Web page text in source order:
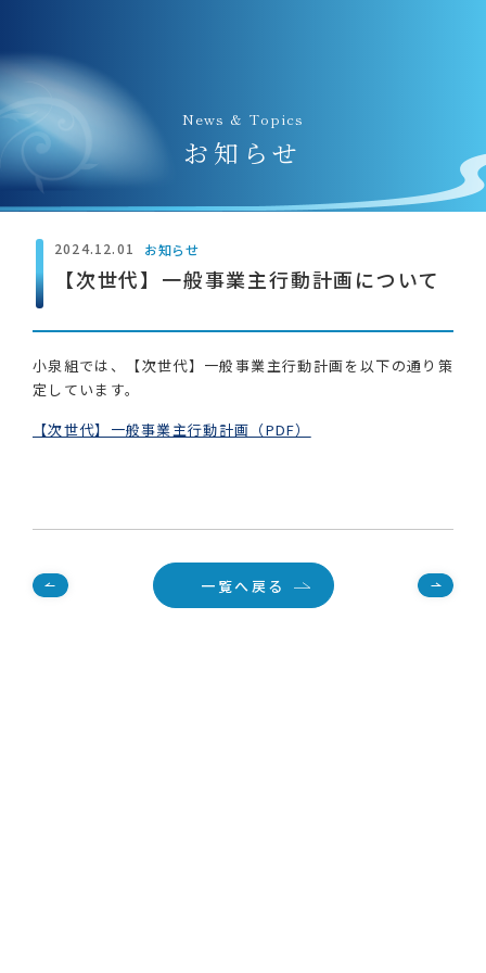
News & Topics
お知らせ
2024.12.01 お知らせ
【次世代】一般事業主行動計画について
小泉組では、【次世代】一般事業主行動計画を以下の通り策
定しています。
【次世代】一般事業主行動計画（PDF）
一覧へ戻る